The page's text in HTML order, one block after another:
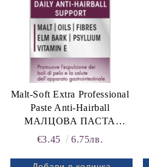
Malt-Soft Extra Professional
Paste Anti-Hairball
МАЛЦОВА ПАСТА
ЕКСТРА - Професионална
€3.45 6.75лв.